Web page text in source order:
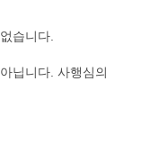
습니다.
닙니다. 사행심의